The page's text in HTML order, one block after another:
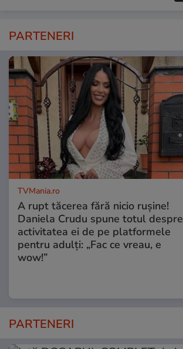
PARTENERI
TVMania.ro
A rupt tăcerea fără nicio rușine!
Daniela Crudu spune totul despre
activitatea ei de pe platformele
pentru adulți: „Fac ce vreau, e
wow!”
PARTENERI